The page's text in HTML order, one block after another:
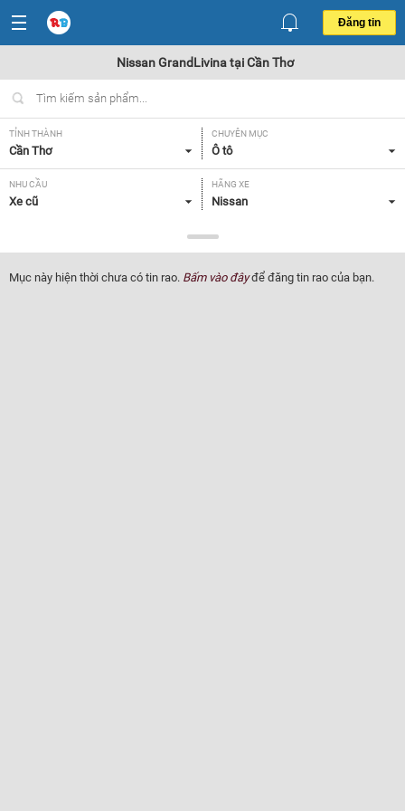
Đăng tin
Nissan GrandLivina tại Cần Thơ
TỈNH THÀNH
Cần Thơ
CHUYÊN MỤC
Ô tô
NHU CẦU
Xe cũ
HÃNG XE
Nissan
GrandLivina
NĂM SẢN XUẤT
Tất cả
GIÁ XE XUẤT XỨ
Mục này hiện thời chưa có tin rao. Bấm vào đâyđể đăng tin rao của bạn.